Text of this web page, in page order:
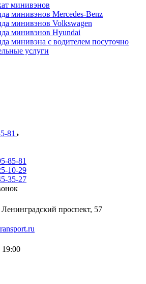
минивэнов
минивэнов Mercedes-Benz
минивэнов Volkswagen
минивэнов Hyundai
минивэна с водителем посуточно
услуги
81
85-81
10-29
35-27
проспект, 57
19:00